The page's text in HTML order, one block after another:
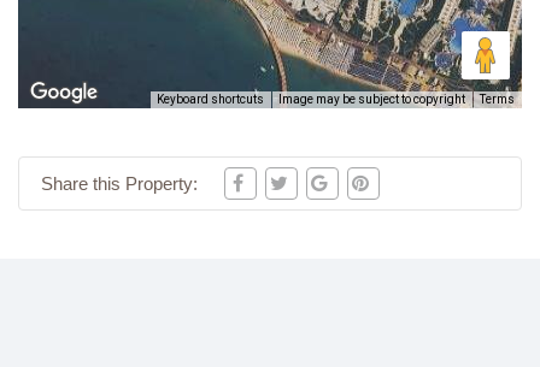
Keyboard shortcuts Image may be subject to copyright Terms
Share this Property: